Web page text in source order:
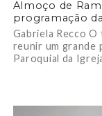
Almoço de
programação
Gabriela Recco
reunir um grande
Paroquial da